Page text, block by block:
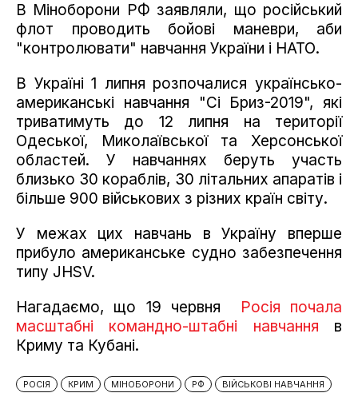
В Міноборони РФ заявляли, що російський
флот проводить бойові маневри, аби
"контролювати" навчання України і НАТО.
В Україні 1 липня розпочалися українсько-
американські навчання "Сі Бриз-2019", які
триватимуть до 12 липня на території
Одеської, Миколаївської та Херсонської
областей. У навчаннях беруть участь
близько 30 кораблів, 30 літальних апаратів і
більше 900 військових з різних країн світу.
У межах цих навчань в Україну вперше
прибуло американське судно забезпечення
типу JHSV.
Нагадаємо, що 19 червня
Росія почала
масштабні командно-штабні навчання в
Криму та Кубані.
РОСІЯ КРИМ МІНОБОРОНИ РФ
ВІЙСЬКОВІ НАВЧАННЯ